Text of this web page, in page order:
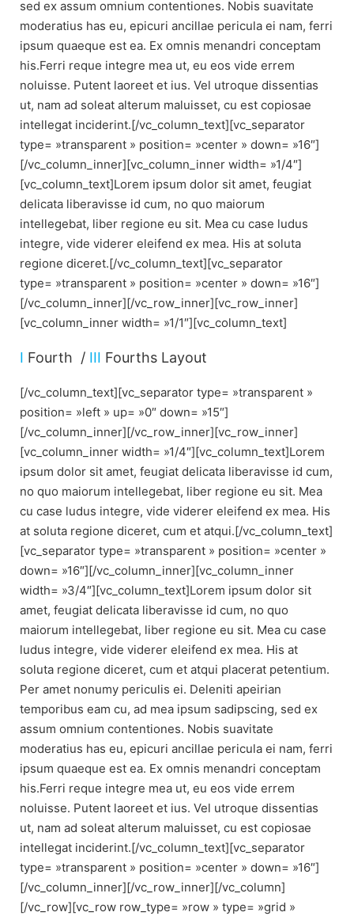
sed ex assum omnium contentiones. Nobis suavitate
moderatius has eu, epicuri ancillae pericula ei nam, ferri
ipsum quaeque est ea. Ex omnis menandri conceptam
his.Ferri reque integre mea ut, eu eos vide errem
noluisse. Putent laoreet et ius. Vel utroque dissentias
ut, nam ad soleat alterum maluisset, cu est copiosae
intellegat inciderint.[/vc_column_text][vc_separator
type= »transparent » position= »center » down= »16″]
[/vc_column_inner][vc_column_inner width= »1/4″]
[vc_column_text]Lorem ipsum dolor sit amet, feugiat
delicata liberavisse id cum, no quo maiorum
intellegebat, liber regione eu sit. Mea cu case ludus
integre, vide viderer eleifend ex mea. His at soluta
regione diceret.[/vc_column_text][vc_separator
type= »transparent » position= »center » down= »16″]
[/vc_column_inner][/vc_row_inner][vc_row_inner]
[vc_column_inner width= »1/1″][vc_column_text]
I Fourth / III Fourths Layout
[/vc_column_text][vc_separator type= »transparent »
position= »left » up= »0″ down= »15″]
[/vc_column_inner][/vc_row_inner][vc_row_inner]
[vc_column_inner width= »1/4″][vc_column_text]Lorem
ipsum dolor sit amet, feugiat delicata liberavisse id cum,
no quo maiorum intellegebat, liber regione eu sit. Mea
cu case ludus integre, vide viderer eleifend ex mea. His
at soluta regione diceret, cum et atqui.[/vc_column_text]
[vc_separator type= »transparent » position= »center »
down= »16″][/vc_column_inner][vc_column_inner
width= »3/4″][vc_column_text]Lorem ipsum dolor sit
amet, feugiat delicata liberavisse id cum, no quo
maiorum intellegebat, liber regione eu sit. Mea cu case
ludus integre, vide viderer eleifend ex mea. His at
soluta regione diceret, cum et atqui placerat petentium.
Per amet nonumy periculis ei. Deleniti apeirian
temporibus eam cu, ad mea ipsum sadipscing, sed ex
assum omnium contentiones. Nobis suavitate
moderatius has eu, epicuri ancillae pericula ei nam, ferri
ipsum quaeque est ea. Ex omnis menandri conceptam
his.Ferri reque integre mea ut, eu eos vide errem
noluisse. Putent laoreet et ius. Vel utroque dissentias
ut, nam ad soleat alterum maluisset, cu est copiosae
intellegat inciderint.[/vc_column_text][vc_separator
type= »transparent » position= »center » down= »16″]
[/vc_column_inner][/vc_row_inner][/vc_column]
[/vc_row][vc_row row_type= »row » type= »grid »